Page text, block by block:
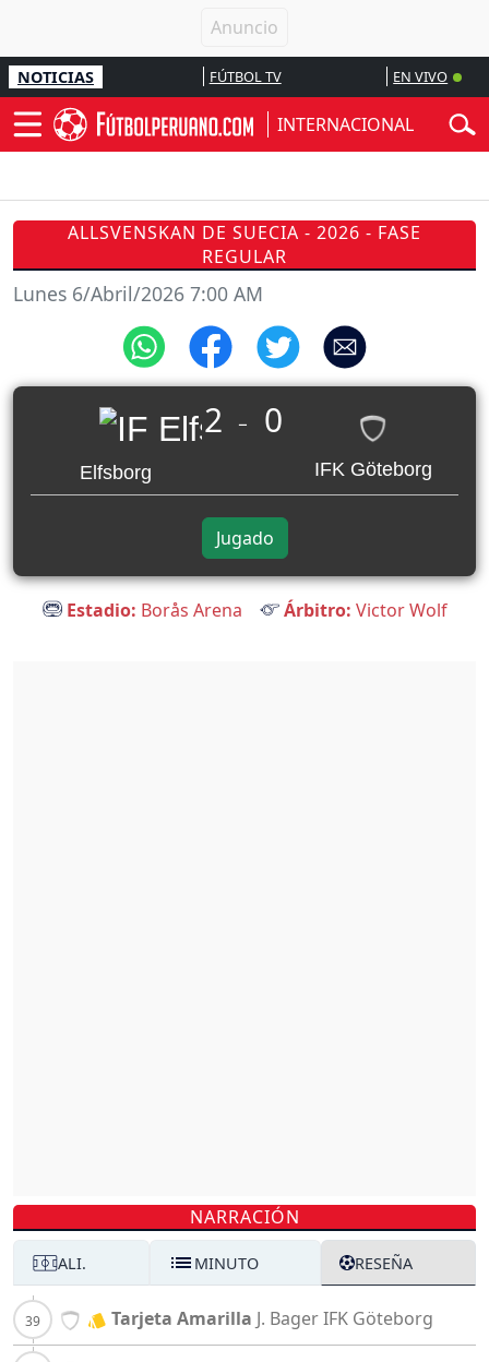
NOTICIAS FÚTBOL TV EN VIVO
INTERNACIONAL
ALLSVENSKAN DE SUECIA - 2026 - FASE
REGULAR
Lunes 6/Abril/2026 7:00 AM
Elfsborg
2 _ 0
IFK Göteborg
Jugado
Estadio: Borås Arena Árbitro: Victor Wolf
NARRACIÓN
ALI. MINUTO RESEÑA
Tarjeta Amarilla J. BagerIFK Göteborg